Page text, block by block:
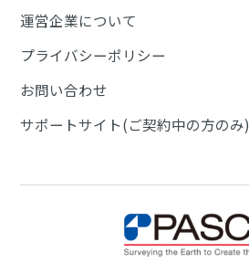
運営企業について
プライバシーポリシー
お問い合わせ
サポートサイト(ご契約中の方のみ)